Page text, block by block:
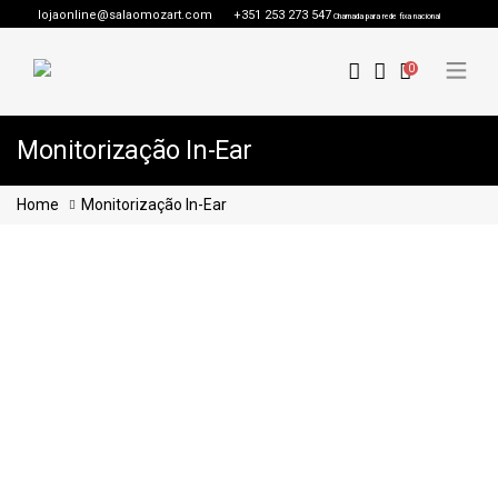
lojaonline@salaomozart.com +351 253 273 547 Chamada para rede fixa nacional
0
Monitorização In-Ear
Home Monitorização In-Ear